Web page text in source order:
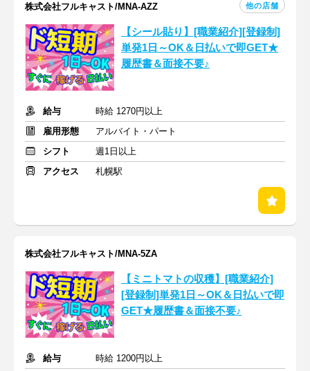
株式会社フルキャスト/MNA-AZZ 他の店舗
【シール貼り】[職業紹介][登録制]
単発1日～OK＆日払いで即GET★
履歴書＆面接不要♪
給与
時給 1270円以上
雇用形態
アルバイト・パート
シフト
週1日以上
アクセス
札幌駅
株式会社フルキャスト/MNA-5ZA
【ミニトマトの収穫】[職業紹介]
[登録制]単発1日～OK＆日払いで即
GET★履歴書＆面接不要♪
給与
時給 1200円以上